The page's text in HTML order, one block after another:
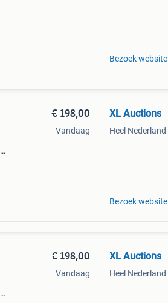
Bezoek website
€ 198,00
Vandaag
XL Auctions
Heel Nederland
Bezoek website
€ 198,00
Vandaag
XL Auctions
Heel Nederland